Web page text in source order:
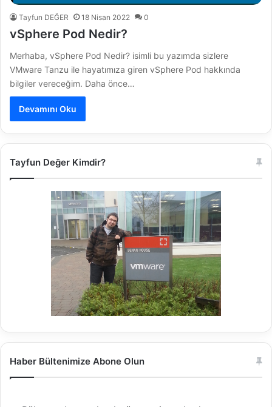
Tayfun DEĞER 18 Nisan 2022 0
vSphere Pod Nedir?
Merhaba, vSphere Pod Nedir? isimli bu yazımda sizlere
VMware Tanzu ile hayatımıza giren vSphere Pod hakkında
bilgiler vereceğim. Daha önce…
Devamını Oku
Tayfun Değer Kimdir?
Haber Bültenimize Abone Olun